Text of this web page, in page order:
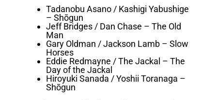
Tadanobu Asano / Kashigi Yabushige
– Shōgun
Jeff Bridges / Dan Chase – The Old
Man
Gary Oldman / Jackson Lamb – Slow
Horses
Eddie Redmayne / The Jackal – The
Day of the Jackal
Hiroyuki Sanada / Yoshii Toranaga –
Shōgun